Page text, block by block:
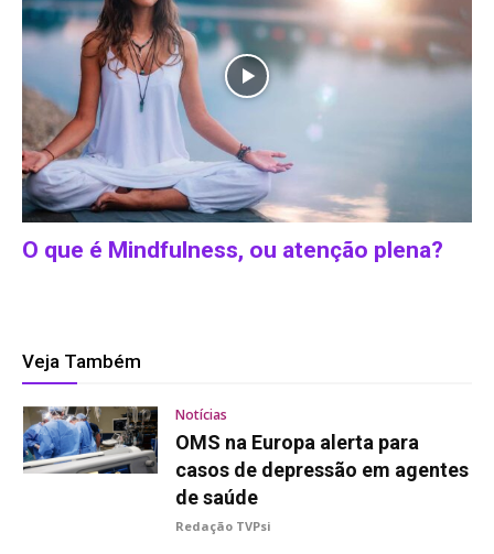
O que é Mindfulness, ou atenção plena?
Veja Também
Notícias
OMS na Europa alerta para
casos de depressão em agentes
de saúde
Redação TVPsi